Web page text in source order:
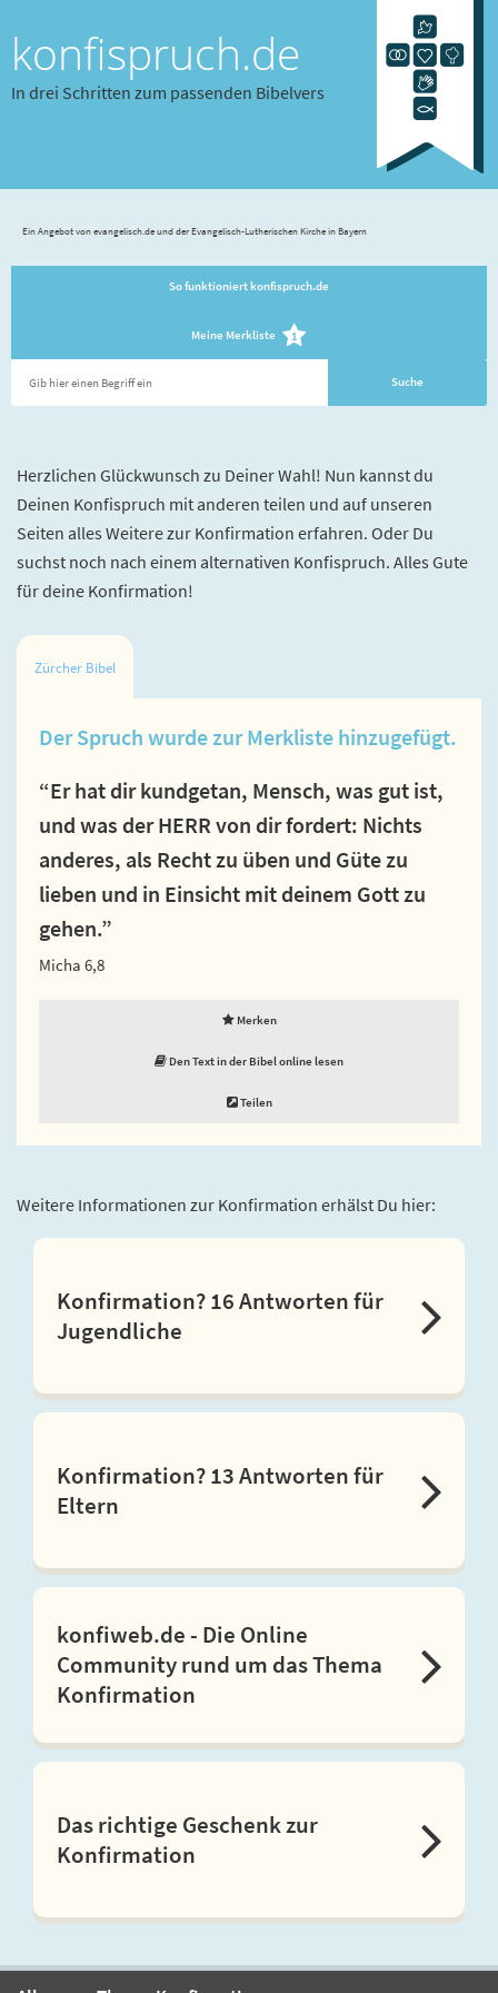
konfispruch.de
In drei Schritten zum passenden Bibelvers
Ein Angebot von evangelisch.de und der Evangelisch-Lutherischen Kirche in Bayern
So funktioniert konfispruch.de
Meine Merkliste 1
Herzlichen Glückwunsch zu Deiner Wahl! Nun kannst du
Deinen Konfispruch mit anderen teilen und auf unseren
Seiten alles Weitere zur Konfirmation erfahren. Oder Du
suchst noch nach einem alternativen Konfispruch. Alles Gute
für deine Konfirmation!
Zürcher Bibel
Der Spruch wurde zur Merkliste hinzugefügt.
“Er hat dir kundgetan, Mensch, was gut ist,
und was der HERR von dir fordert: Nichts
anderes, als Recht zu üben und Güte zu
lieben und in Einsicht mit deinem Gott zu
gehen.”
Micha 6,8
Merken
Den Text in der Bibel online lesen
Teilen
Weitere Informationen zur Konfirmation erhälst Du hier:
Konfirmation? 16 Antworten für
Jugendliche
Konfirmation? 13 Antworten für
Eltern
konfiweb.de - Die Online
Community rund um das Thema
Konfirmation
Das richtige Geschenk zur
Konfirmation